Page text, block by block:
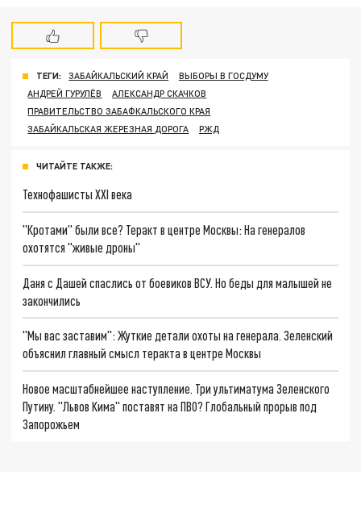
ТЕГИ: ЗАБАЙКАЛЬСКИЙ КРАЙ
ВЫБОРЫ В ГОСДУМУ
АНДРЕЙ ГУРУЛЁВ
АЛЕКСАНДР СКАЧКОВ
ПРАВИТЕЛЬСТВО ЗАБАФКАЛЬСКОГО КРАЯ
ЗАБАЙКАЛЬСКАЯ ЖЕРЕЗНАЯ ДОРОГА
РЖД
ЧИТАЙТЕ ТАКЖЕ:
Технофашисты XXI века
"Кротами" были все? Теракт в центре Москвы: На генералов
охотятся "живые дроны"
Даня с Дашей спаслись от боевиков ВСУ. Но беды для малышей не
закончились
"Мы вас заставим": Жуткие детали охоты на генерала. Зеленский
объяснил главный смысл теракта в центре Москвы
Новое масштабнейшее наступление. Три ультиматума Зеленского
Путину. "Львов Кима" поставят на ПВО? Глобальный прорыв под
Запорожьем